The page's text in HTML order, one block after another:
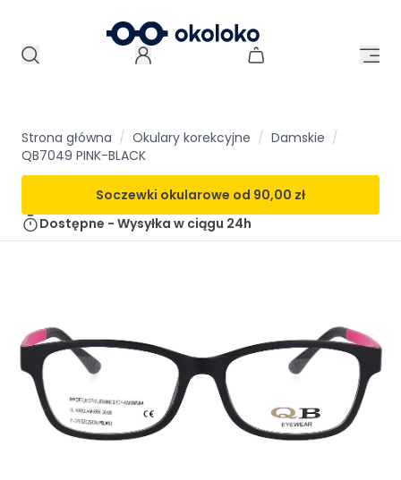
Strona główna / Okulary korekcyjne / Damskie /
QB7049 PINK-BLACK
Soczewki okularowe od 90,00 zł
Dostępne - Wysyłka w ciągu 24h